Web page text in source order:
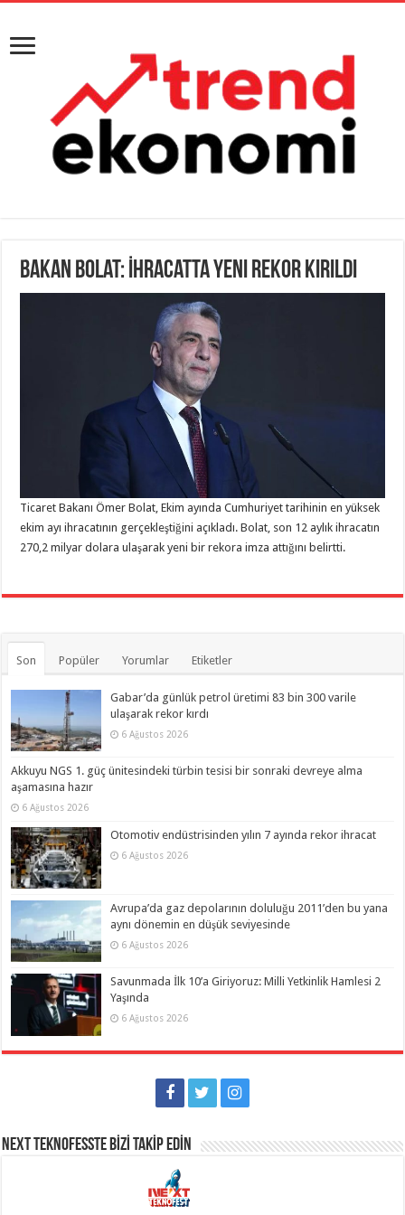
Bakan Bolat: İhracatta yeni rekor kırıldı
Ticaret Bakanı Ömer Bolat, Ekim ayında Cumhuriyet tarihinin en yüksek
ekim ayı ihracatının gerçekleştiğini açıkladı. Bolat, son 12 aylık ihracatın
270,2 milyar dolara ulaşarak yeni bir rekora imza attığını belirtti.
Son Popüler Yorumlar Etiketler
Gabar’da günlük petrol üretimi 83 bin 300 varile
ulaşarak rekor kırdı
6 Ağustos 2026
Akkuyu NGS 1. güç ünitesindeki türbin tesisi bir sonraki devreye alma
aşamasına hazır
6 Ağustos 2026
Otomotiv endüstrisinden yılın 7 ayında rekor ihracat
6 Ağustos 2026
Avrupa’da gaz depolarının doluluğu 2011’den bu yana
aynı dönemin en düşük seviyesinde
6 Ağustos 2026
Savunmada İlk 10’a Giriyoruz: Milli Yetkinlik Hamlesi 2
Yaşında
6 Ağustos 2026
NEXT TEKNOFESSTE BİZİ TAKİP EDİN